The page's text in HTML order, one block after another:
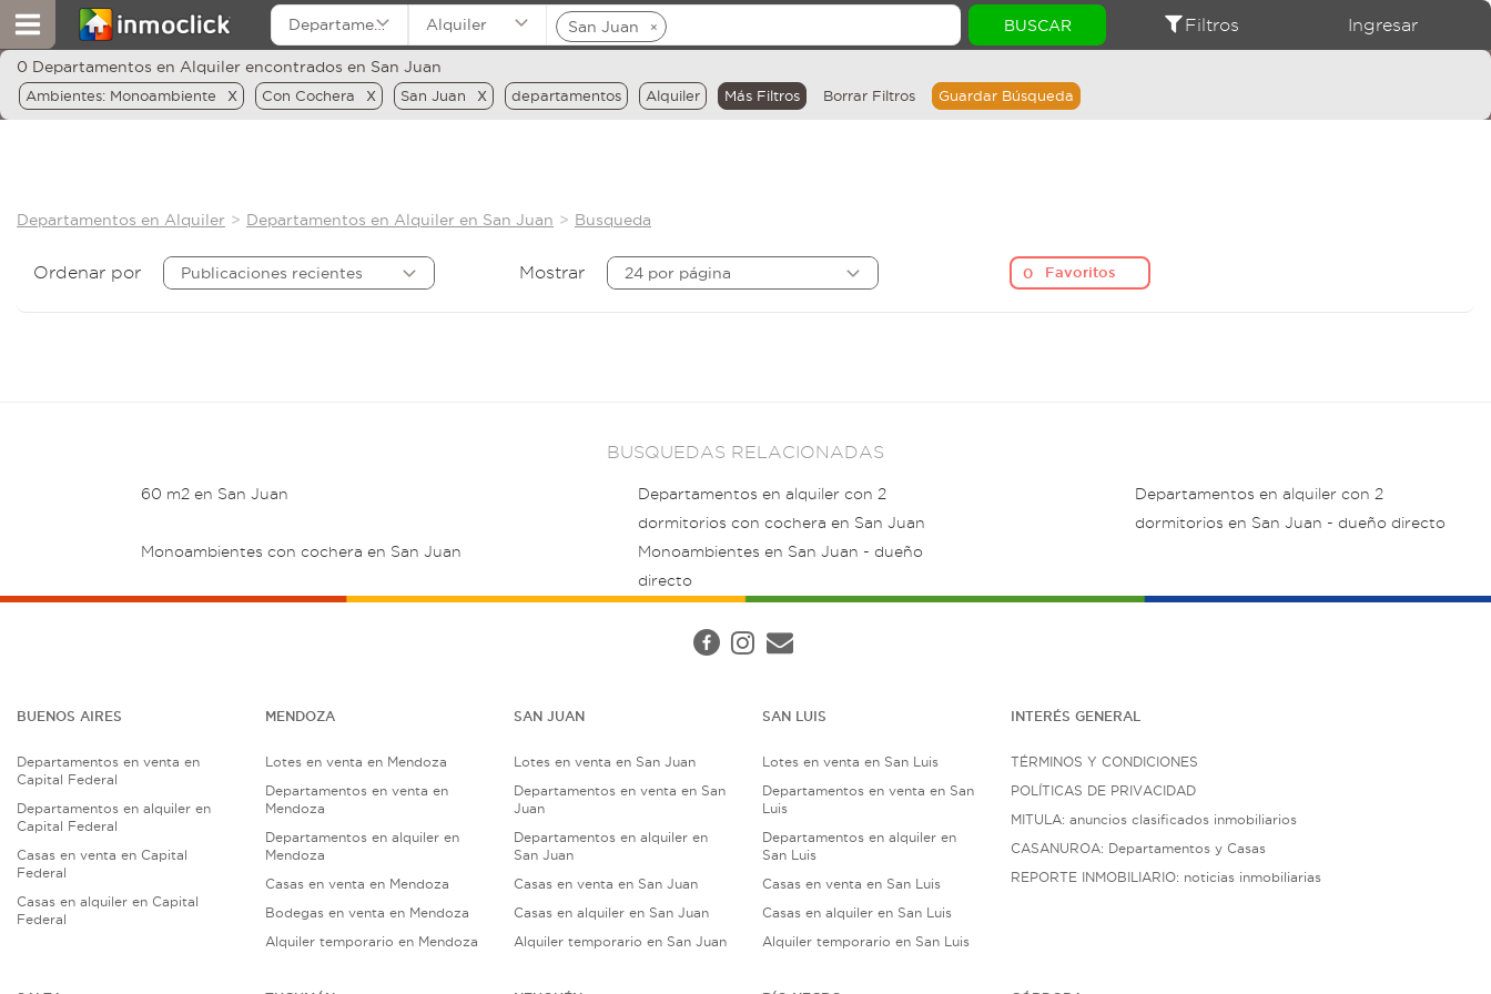
Departamentos Alquiler San Juan × Filtros Ingresar
0 Departamentos en Alquiler encontrados en San Juan
Ambientes: Monoambiente x Con Cochera x San Juan x departamentos Alquiler Más Filtros Borrar Filtros Guardar Búsqueda
Departamentos en Alquiler Departamentos en Alquiler en San Juan Busqueda
Ordenar por Publicaciones recientes Mostrar 24 por página 0 Favoritos
BUSQUEDAS RELACIONADAS
60 m2 en San Juan
Departamentos en alquiler con 2
dormitorios con cochera en San Juan
Departamentos en alquiler con 2
dormitorios en San Juan - dueño directo
Monoambientes con cochera en San Juan
Monoambientes en San Juan - dueño
directo
BUENOS AIRES
Departamentos en venta en
Capital Federal
Departamentos en alquiler en
Capital Federal
Casas en venta en Capital
Federal
Casas en alquiler en Capital
Federal
MENDOZA
Lotes en venta en Mendoza
Departamentos en venta en
Mendoza
Departamentos en alquiler en
Mendoza
Casas en venta en Mendoza
Bodegas en venta en Mendoza
Alquiler temporario en Mendoza
SAN JUAN
Lotes en venta en San Juan
Departamentos en venta en San
Juan
Departamentos en alquiler en
San Juan
Casas en venta en San Juan
Casas en alquiler en San Juan
Alquiler temporario en San Juan
SAN LUIS
Lotes en venta en San Luis
Departamentos en venta en San
Luis
Departamentos en alquiler en
San Luis
Casas en venta en San Luis
Casas en alquiler en San Luis
Alquiler temporario en San Luis
INTERÉS GENERAL
TÉRMINOS Y CONDICIONES
POLÍTICAS DE PRIVACIDAD
MITULA: anuncios clasificados inmobiliarios
CASANUROA: Departamentos y Casas
REPORTE INMOBILIARIO: noticias inmobiliarias